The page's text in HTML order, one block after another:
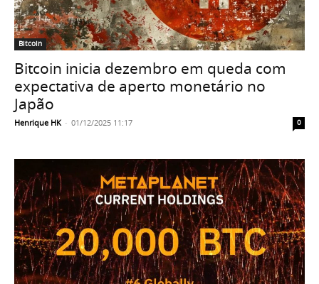
Bitcoin
Bitcoin inicia dezembro em queda com
expectativa de aperto monetário no
Japão
Henrique HK - 01/12/2025 11:17 0